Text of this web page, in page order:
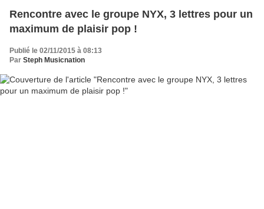
Rencontre avec le groupe NYX, 3 lettres pour un
maximum de plaisir pop !
Publié le 02/11/2015 à 08:13
Par Steph Musicnation